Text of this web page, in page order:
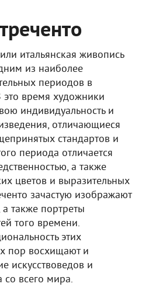
итальянская живопись
из наиболее
периодов в
это время художники
индивидуальность и
отличающиеся
стандартов и
периода отличается
а также
цветов и выразительных
зачастую изображают
также портреты
того времени.
этих
пор восхищают и
искусствоведов и
со всего мира.